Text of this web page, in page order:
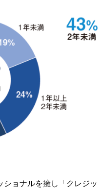
ショナルを擁し「クレジッ